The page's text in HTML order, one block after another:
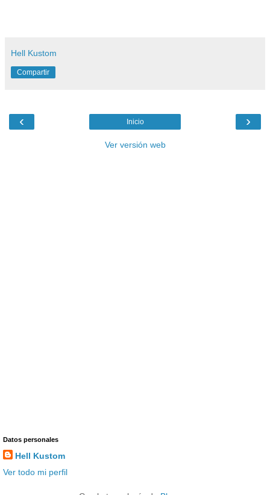
Hell Kustom
Compartir
‹ ›
Inicio
Ver versión web
Datos personales
Hell Kustom
Ver todo mi perfil